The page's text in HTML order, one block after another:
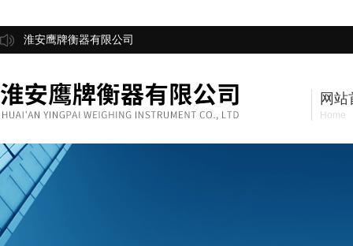
淮安鹰牌衡器有限公司
网站
Home